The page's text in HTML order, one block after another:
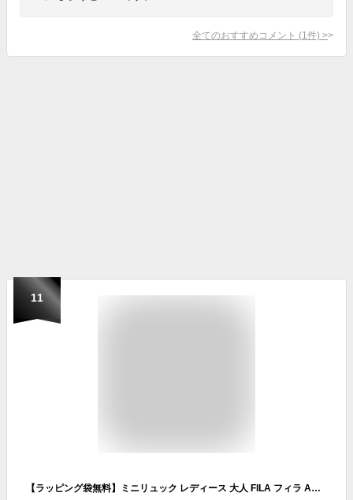
全てのおすすめコメント (1 件) >
11
【ラッピング袋無料】ミニリュック レディース 大人 FILA フィラ ACCESSORY ミニリュック fl-0011 女の子 小学生 おしゃれ 中学生 女性 高校生 ジュニア 女子 リュックサック 小さめ 小型 キッズ 子供 黒 紺 赤 女性用 スポーティ プレゼント クリスマス 誕生日